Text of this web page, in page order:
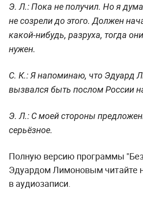
Э. Л.:Пока не получил. Но я
не созрели до этого. Должен
какой-нибудь, разруха, тогда
нужен.
С. К.:Я напоминаю, что Эдуард
вызвался быть послом России
Э. Л.:С моей стороны
серьёзное.
Полную версию программы
Эдуардом Лимоновым читайте
в аудиозаписи.